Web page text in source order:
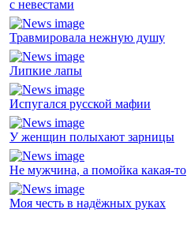
с невестами
Травмировала нежную душу
Липкие лапы
Испугался русской мафии
У женщин полыхают зарницы
Не мужчина, а помойка какая-то
Моя честь в надёжных руках